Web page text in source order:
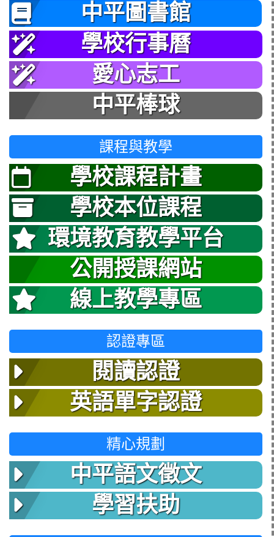
中平圖書館
學校行事曆
愛心志工
中平棒球
課程與教學
學校課程計畫
學校本位課程
環境教育教學平台
公開授課網站
線上教學專區
認證專區
閱讀認證
英語單字認證
精心規劃
中平語文徵文
學習扶助